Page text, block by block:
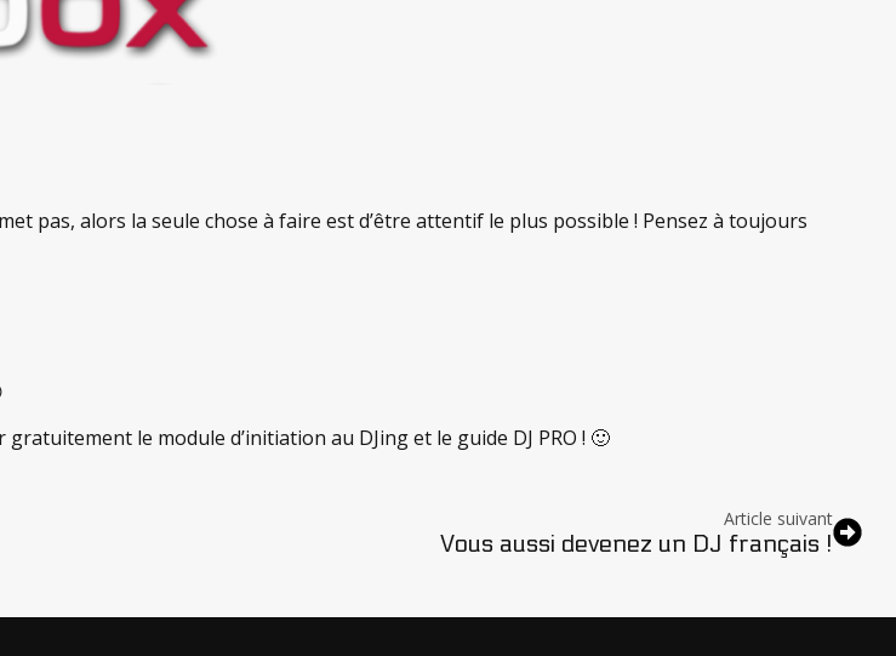
pas, alors la seule chose à faire est d’être attentif le plus possible ! Pensez à toujours
le module d’initiation au DJing et le guide DJ PRO ! 🙂
Article suivant
Vous aussi devenez un DJ français !